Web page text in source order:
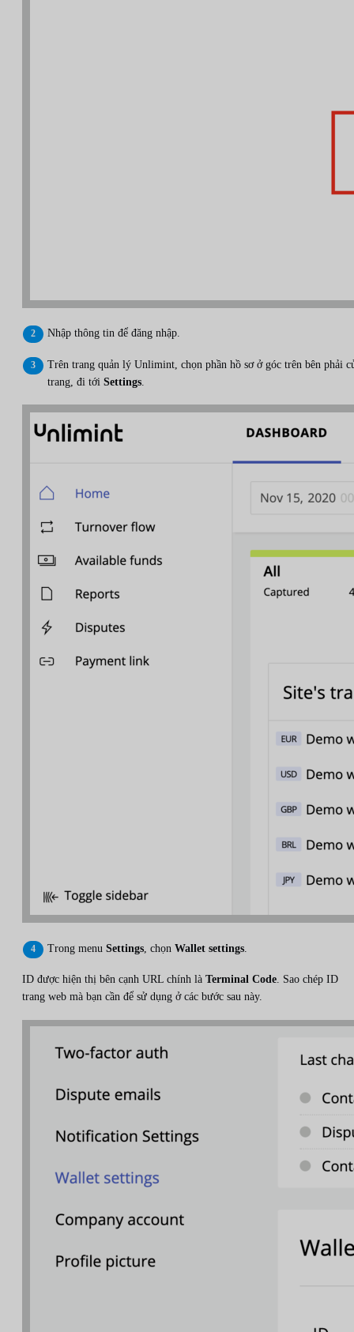
Nhập thông tin để đăng nhập.
Trên trang quản lý Unlimint, chọn phần hồ sơ ở góc trên bên phải
trang, đi tới Settings
Trong menu Settings , chọn Wallet settings
ID được hiện thị bên cạnh URL chính là Terminal Code. Sao chép ID
trang web mà bạn cần để sử dụng ở các bước sau này.